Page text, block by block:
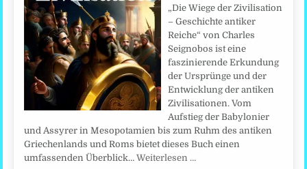
„Die Wiege der Zivilisation
– Geschichte antiker
Reiche“ von Charles
Seignobos ist eine
faszinierende Erkundung
der Ursprünge und der
Entwicklung der antiken
Zivilisationen. Vom
Aufstieg der Babylonier
und Assyrer in Mesopotamien bis zum Ruhm des antiken
Griechenlands und Roms bietet dieses Buch einen
umfassenden Überblick…Weiterlesen …